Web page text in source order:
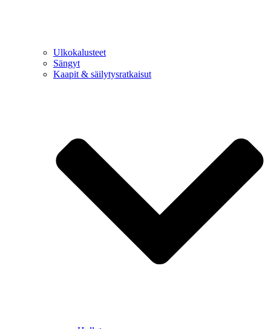
Ulkokalusteet
Sängyt
Kaapit & säilytysratkaisut